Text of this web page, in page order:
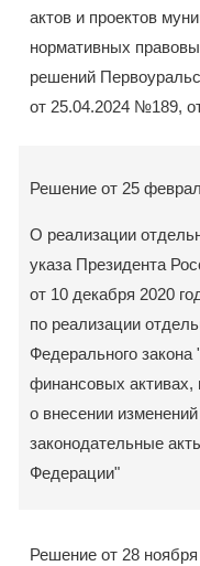
актов и проектов
нормативных
решений
от 25.04.2024 №189,
Решение от 25
О реализации
указа Президента
от 10 декабря 2020
по реализации
Федерального
финансовых
о внесении
законодательные
Федерации"
Решение от 28